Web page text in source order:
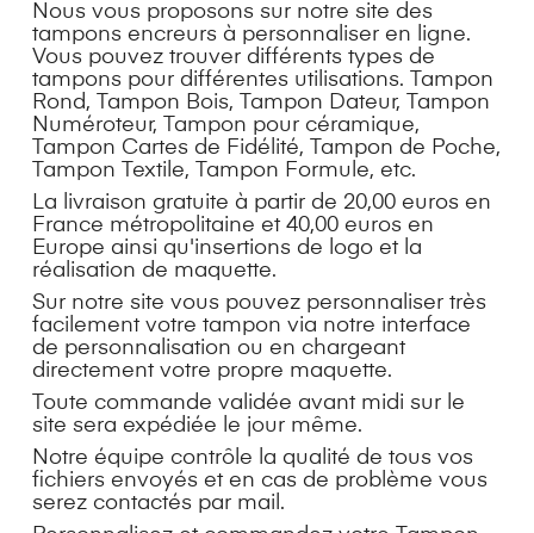
Nous vous proposons sur notre site des
tampons encreurs à personnaliser en ligne.
Vous pouvez trouver différents types de
tampons pour différentes utilisations.
Tampon
Rond, Tampon Bois, Tampon Dateur,
Tampon
Numéroteur, Tampon pour céramique,
Tampon Cartes de Fidélité, Tampon de Poche,
Tampon Textile, Tampon Formule, etc.
La livraison gratuite à partir de 20,00 euros en
France métropolitaine et 40,00 euros en
Europe ainsi qu'insertions de logo et la
réalisation de maquette.
Sur notre site vous pouvez personnaliser très
facilement votre tampon via notre interface
de personnalisation ou en chargeant
directement votre propre maquette.
Toute commande validée avant midi sur le
site sera expédiée le jour même.
Notre équipe contrôle la qualité de tous vos
fichiers envoyés et en cas de problème vous
serez contactés par mail.